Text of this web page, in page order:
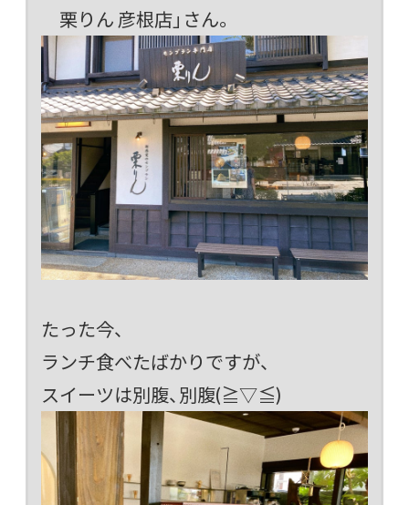
栗りん 彦根店」さん。
たった今、
ランチ食べたばかりですが、
スイーツは別腹、別腹(≧▽≦)